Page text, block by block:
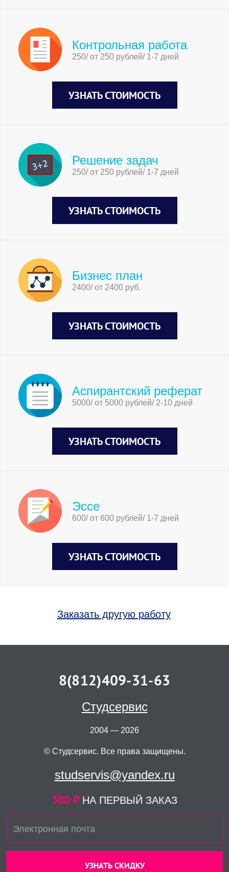
Контрольная работа
250/ от 250 рублей/ 1-7 дней
УЗНАТЬ СТОИМОСТЬ
Решение задач
250/ от 250 рублей/ 1-7 дней
УЗНАТЬ СТОИМОСТЬ
Бизнес план
2400/ от 2400 руб.
УЗНАТЬ СТОИМОСТЬ
Аспирантский реферат
5000/ от 5000 рублей/ 2-10 дней
УЗНАТЬ СТОИМОСТЬ
Эссе
600/ от 600 рублей/ 1-7 дней
УЗНАТЬ СТОИМОСТЬ
Заказать другую работу
8(812)409-31-63
Студсервис
2004 — 2026
© Студсервис. Все права защищены.
studservis@yandex.ru
300 ₽ НА ПЕРВЫЙ ЗАКАЗ
УЗНАТЬ СКИДКУ